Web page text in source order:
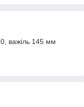
важіль 145 мм